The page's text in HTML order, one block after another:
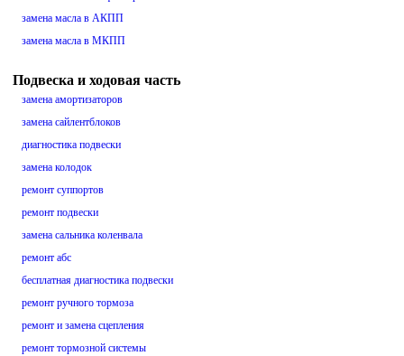
замена масла в АКПП
замена масла в МКПП
Подвеска и ходовая часть
замена амортизаторов
замена сайлентблоков
диагностика подвески
замена колодок
ремонт суппортов
ремонт подвески
замена сальника коленвала
ремонт абс
бесплатная диагностика подвески
ремонт ручного тормоза
ремонт и замена сцепления
ремонт тормозной системы